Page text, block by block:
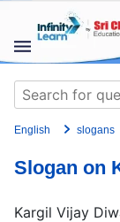
content
STUDY
MATERIALS
COURSES
Search
for:
English slogans
Slogan on
Kargil Vijay